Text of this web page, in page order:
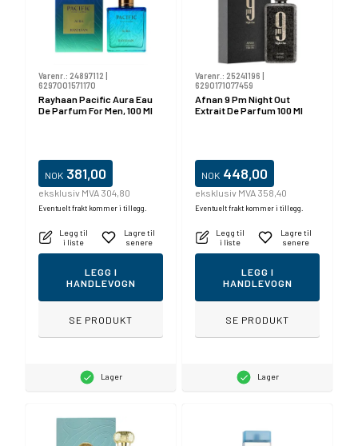
Varenr.: 24897112 |
6297001571170
Rayhaan Pacific Aura Eau
De Parfum For Men, 100 Ml
NOK 381,00
eksklusiv MVA 304,80
Eventuelt frakt kommer i tillegg.
Legg til
i liste
Lagre til
senere
LEGG I
HANDLEVOGN
SE PRODUKT
Lager
Varenr.: 25241196 |
6290171077459
Afnan 9 Pm Night Out
Extrait De Parfum 100 Ml
NOK 448,00
eksklusiv MVA 358,40
Eventuelt frakt kommer i tillegg.
Legg til
i liste
Lagre til
senere
LEGG I
HANDLEVOGN
SE PRODUKT
Lager